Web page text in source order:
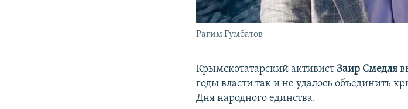
Рагим Гумбатов
Крымскотатарский активист Заир Смедля
годы власти так и не удалось объединить
Дня народного единства.